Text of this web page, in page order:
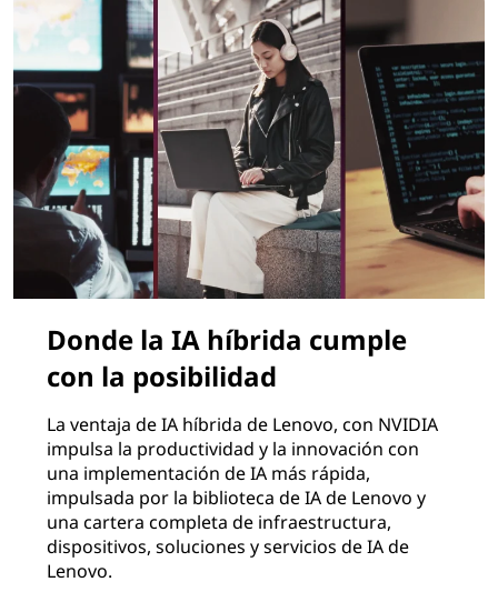
Donde la IA híbrida cumple
con la posibilidad
La ventaja de IA híbrida de Lenovo, con NVIDIA
impulsa la productividad y la innovación con
una implementación de IA más rápida,
impulsada por la biblioteca de IA de Lenovo y
una cartera completa de infraestructura,
dispositivos, soluciones y servicios de IA de
Lenovo.